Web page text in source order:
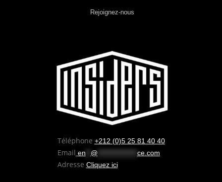
Téléphone +212 (0)5 25 81 40 40
Email en @ ce.com
Adresse Cliquez ici
Rejoignez-nous